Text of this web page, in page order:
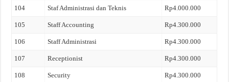
104 Staf Administrasi dan Teknis Rp4.000.000
105 Staff Accounting Rp4.300.000
106 Staff Administrasi Rp4.300.000
107 Receptionist Rp4.300.000
108 Security Rp4.300.000